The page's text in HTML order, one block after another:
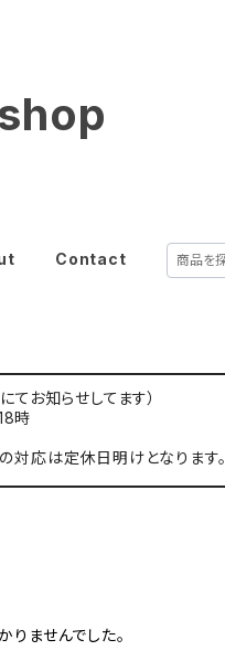
Contact
お知らせしてます）
時
対応は定休日明けとなります。
ませんでした。